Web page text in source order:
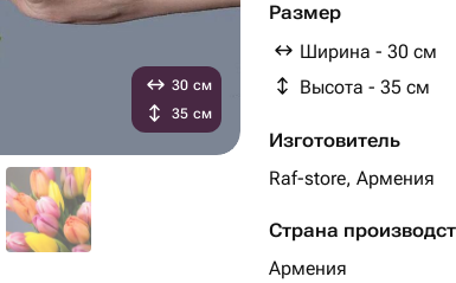
Размер
Ширина - 30 см
Высота - 35 см
Изготовитель
Raf-store, Армения
Страна
Армения
30 см
35 см